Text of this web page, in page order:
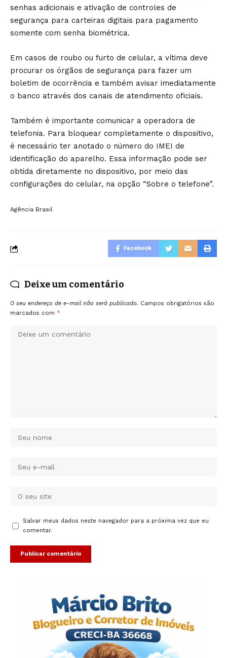
senhas adicionais e ativação de controles de
segurança para carteiras digitais para pagamento
somente com senha biométrica.
Em casos de roubo ou furto de celular, a vítima deve
procurar os órgãos de segurança para fazer um
boletim de ocorrência e também avisar imediatamente
o banco através dos canais de atendimento oficiais.
Também é importante comunicar a operadora de
telefonia. Para bloquear completamente o dispositivo,
é necessário ter anotado o número do IMEI de
identificação do aparelho. Essa informação pode ser
obtida diretamente no dispositivo, por meio das
configurações do celular, na opção “Sobre o telefone”.
Agência Brasil
Facebook
Deixe um comentário
O seu endereço de e-mail não será publicado. Campos obrigatórios são
marcados com *
Salvar meus dados neste navegador para a próxima vez que eu
comentar.